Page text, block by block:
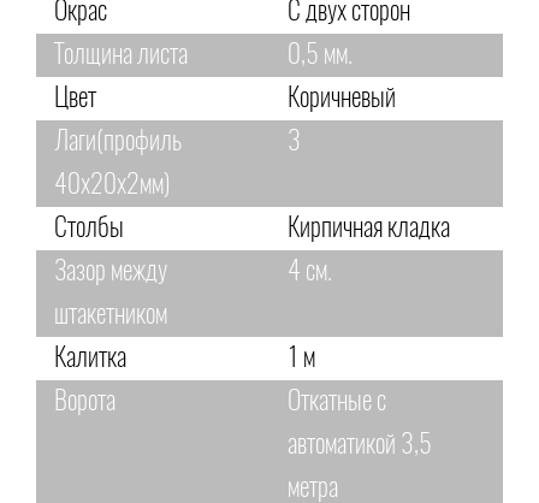
Окрас
С двух сторон
Толщина листа
0,5 мм.
Цвет
Коричневый
Лаги(профиль
40х20х2мм)
3
Столбы
Кирпичная кладка
Зазор между
штакетником
4 см.
Калитка
1 м
Ворота
Откатные с
автоматикой 3,5
метра